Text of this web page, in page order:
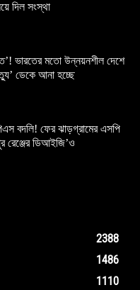
দিল সংস্থা
ভারতের মতো উন্নয়নশীল দেশে
ডেকে আনা হচ্ছে
বদলি! ফের ঝাড়গ্রামের এসপি
রেঞ্জের ডিআইজি’ও
2388
1486
1110